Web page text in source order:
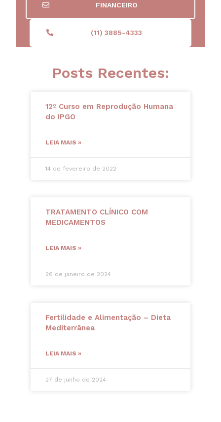
FINANCEIRO
(11) 3885-4333
Posts Recentes:
12º Curso em Reprodução Humana
do IPGO
LEIA MAIS »
14 de fevereiro de 2022
TRATAMENTO CLÍNICO COM
MEDICAMENTOS
LEIA MAIS »
26 de janeiro de 2024
Fertilidade e Alimentação – Dieta
Mediterrânea
LEIA MAIS »
27 de junho de 2024